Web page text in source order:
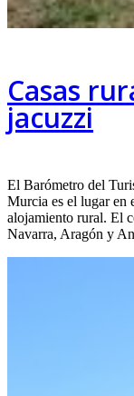
Casas
jacuzzi
El Barómetro del
Murcia es el lugar en
alojamiento rural. El
Navarra, Aragón y